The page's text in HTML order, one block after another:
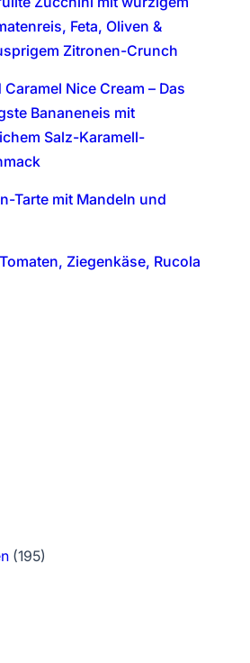
Feta, Oliven &
Zitronen-Crunch
Caramel Nice Cream – Das
Bananeneis mit
Salz-Karamell-
Tarte mit Mandeln und
Ziegenkäse, Rucola
(195)